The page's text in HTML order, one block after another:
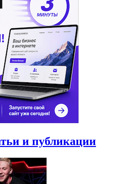
и публикации